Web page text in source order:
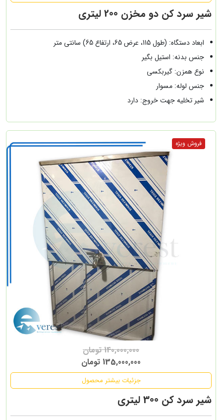
شیر سرد کن دو مخزن 200 لیتری
ابعاد دستگاه: (طول 115، عرض 65، ارتفاع 65) سانتی متر
جنس بدنه: استیل بگیر
نوع همزن: گیربکسی
جنس لوله: مسوار
شیر تخلیه جهت خروج: دارد
140,000,000 تومان
135,000,000 تومان
جزئیات بیشتر محصول
شیر سرد کن 300 لیتری